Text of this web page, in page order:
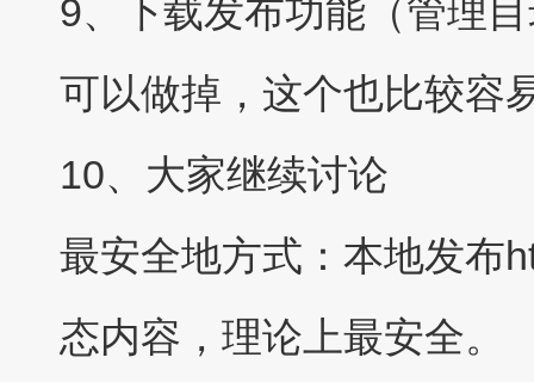
9、下载发布功能（管理
可以做掉，这个也比较容
10、大家继续讨论
最安全地方式：本地发布
态内容，理论上最安全。